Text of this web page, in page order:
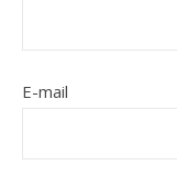
E-mail